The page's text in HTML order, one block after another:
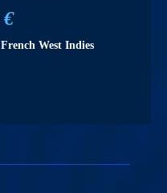
€
West Indies